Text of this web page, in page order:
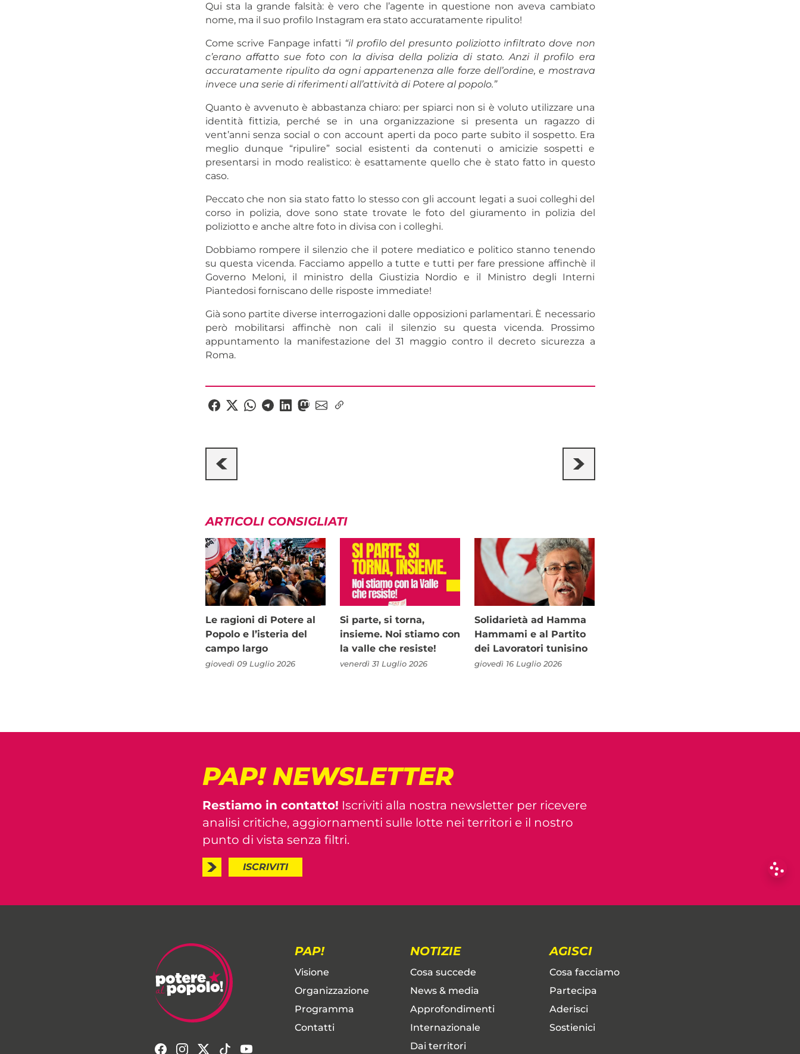
Qui sta la grande falsità: è vero che l’agente in questione non aveva cambiato
nome, ma il suo profilo Instagram era stato accuratamente ripulito!
Come scrive Fanpage infatti “il profilo del presunto poliziotto infiltrato dove non
c’erano affatto sue foto con la divisa della polizia di stato. Anzi il profilo era
accuratamente ripulito da ogni appartenenza alle forze dell’ordine, e mostrava
invece una serie di riferimenti all’attività di Potere al popolo.”
Quanto è avvenuto è abbastanza chiaro: per spiarci non si è voluto utilizzare una
identità fittizia, perché se in una organizzazione si presenta un ragazzo di
vent’anni senza social o con account aperti da poco parte subito il sospetto. Era
meglio dunque “ripulire” social esistenti da contenuti o amicizie sospetti e
presentarsi in modo realistico: è esattamente quello che è stato fatto in questo
caso.
Peccato che non sia stato fatto lo stesso con gli account legati a suoi colleghi del
corso in polizia, dove sono state trovate le foto del giuramento in polizia del
poliziotto e anche altre foto in divisa con i colleghi.
Dobbiamo rompere il silenzio che il potere mediatico e politico stanno tenendo
su questa vicenda. Facciamo appello a tutte e tutti per fare pressione affinchè il
Governo Meloni, il ministro della Giustizia Nordio e il Ministro degli Interni
Piantedosi forniscano delle risposte immediate!
Già sono partite diverse interrogazioni dalle opposizioni parlamentari. È necessario
però mobilitarsi affinchè non cali il silenzio su questa vicenda. Prossimo
appuntamento la manifestazione del 31 maggio contro il decreto sicurezza a
Roma.
ARTICOLI CONSIGLIATI
Le ragioni di Potere al
Popolo e l’isteria del
campo largo
giovedì 09 Luglio 2026
Si parte, si torna,
insieme. Noi stiamo con
la valle che resiste!
venerdì 31 Luglio 2026
Solidarietà ad Hamma
Hammami e al Partito
dei Lavoratori tunisino
giovedì 16 Luglio 2026
PAP! NEWSLETTER
Restiamo in contatto! Iscriviti alla nostra newsletter per ricevere
analisi critiche, aggiornamenti sulle lotte nei territori e il nostro
punto di vista senza filtri.
ISCRIVITI
PAP!
Visione
Organizzazione
Programma
Contatti
NOTIZIE
Cosa succede
News & media
Approfondimenti
Internazionale
Dai territori
AGISCI
Cosa facciamo
Partecipa
Aderisci
Sostienici